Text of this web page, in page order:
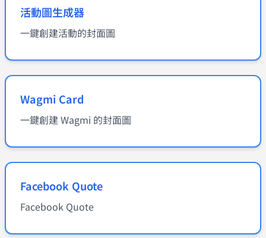
活動圖生成器
一鍵創建活動的封面圖
Wagmi Card
一鍵創建 Wagmi 的封面圖
Facebook Quote
Facebook Quote